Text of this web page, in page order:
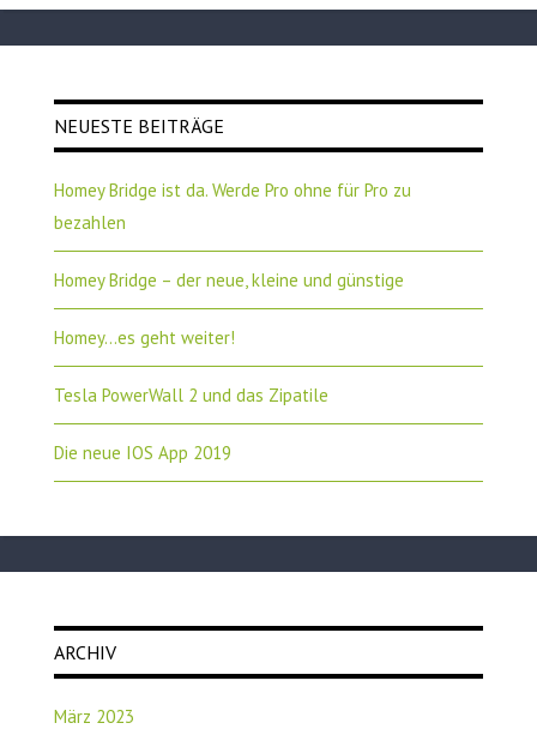
NEUESTE BEITRÄGE
Homey Bridge ist da. Werde Pro ohne für Pro zu
bezahlen
Homey Bridge – der neue, kleine und günstige
Homey…es geht weiter!
Tesla PowerWall 2 und das Zipatile
Die neue IOS App 2019
ARCHIV
März 2023